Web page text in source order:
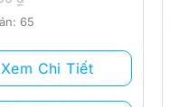
₫.
₫.
65
Xem Chi Tiết